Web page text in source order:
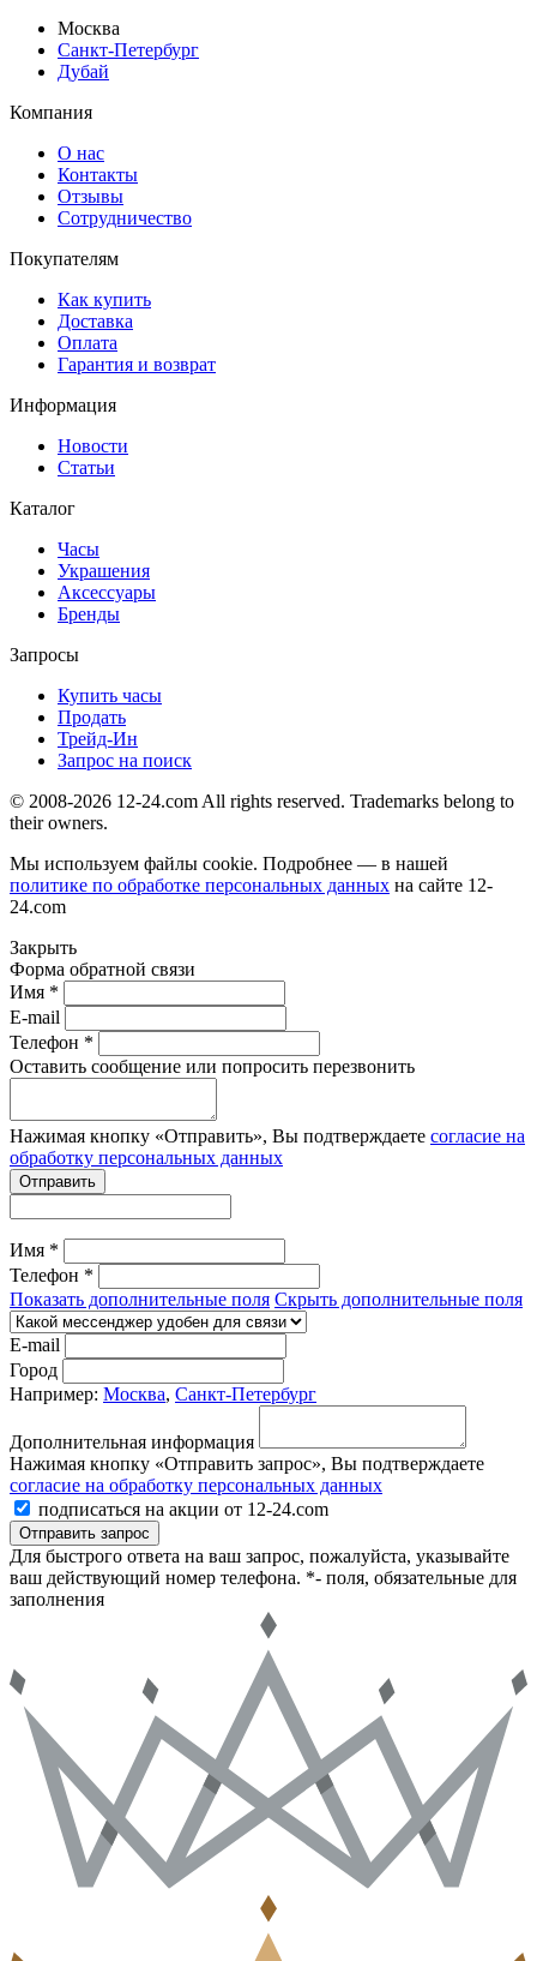
Москва
Санкт-Петербург
Дубай
Компания
О нас
Контакты
Отзывы
Сотрудничество
Покупателям
Как купить
Доставка
Оплата
Гарантия и возврат
Информация
Новости
Статьи
Каталог
Часы
Украшения
Аксессуары
Бренды
Запросы
Купить часы
Продать
Трейд-Ин
Запрос на поиск
© 2008-2026 12-24.com All rights reserved. Trademarks belong to
their owners.
Мы используем файлы cookie. Подробнее — в нашей
политике по обработке персональных данных на сайте 12-
24.com
Закрыть
Форма обратной связи
Имя *
E-mail
Телефон *
Оставить сообщение или попросить перезвонить
Нажимая кнопку «Отправить», Вы подтверждаете согласие на
обработку персональных данных
Отправить
Имя *
Телефон *
Показать дополнительные поля Скрыть дополнительные поля
E-mail
Город
Например: Москва, Санкт-Петербург
Дополнительная информация
Нажимая кнопку «Отправить запрос», Вы подтверждаете
согласие на обработку персональных данных
подписаться на акции от 12-24.com
Отправить запрос
Для быстрого ответа на ваш запрос, пожалуйста, указывайте
ваш действующий номер телефона. *- поля, обязательные для
заполнения